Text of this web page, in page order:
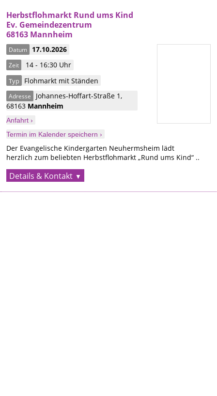
Herbstflohmarkt Rund ums Kind
Ev. Gemeindezentrum
68163 Mannheim
Datum 17.10.2026
Zeit 14 - 16:30 Uhr
Typ Flohmarkt mit Ständen
Adresse Johannes-Hoffart-Straße 1,
68163 Mannheim
Anfahrt ›
Termin im Kalender speichern ›
Der Evangelische Kindergarten Neuhermsheim lädt
herzlich zum beliebten Herbstflohmarkt „Rund ums Kind“ ..
Details & Kontakt